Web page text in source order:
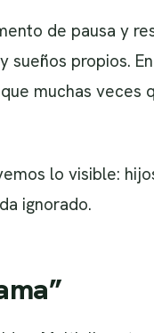
de pausa y
propios.
muchas veces
lo visible:
ignorado.